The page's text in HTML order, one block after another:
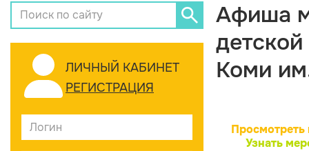
ЛИЧНЫЙ КАБИНЕТ
РЕГИСТРАЦИЯ
Афиша
Коми
Просмотреть
Узнать